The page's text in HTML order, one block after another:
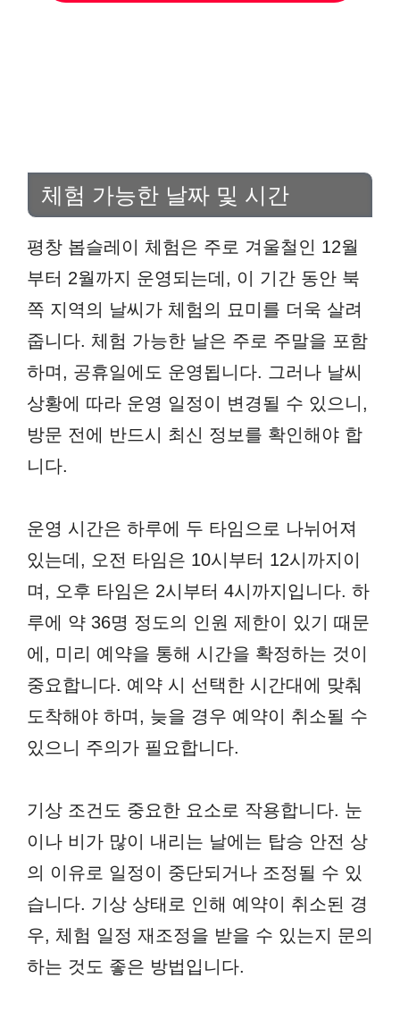
체험 가능한 날짜 및 시간
평창 봅슬레이 체험은 주로 겨울철인 12월
부터 2월까지 운영되는데, 이 기간 동안 북
쪽 지역의 날씨가 체험의 묘미를 더욱 살려
줍니다. 체험 가능한 날은 주로 주말을 포함
하며, 공휴일에도 운영됩니다. 그러나 날씨
상황에 따라 운영 일정이 변경될 수 있으니,
방문 전에 반드시 최신 정보를 확인해야 합
니다.
운영 시간은 하루에 두 타임으로 나뉘어져
있는데, 오전 타임은 10시부터 12시까지이
며, 오후 타임은 2시부터 4시까지입니다. 하
루에 약 36명 정도의 인원 제한이 있기 때문
에, 미리 예약을 통해 시간을 확정하는 것이
중요합니다. 예약 시 선택한 시간대에 맞춰
도착해야 하며, 늦을 경우 예약이 취소될 수
있으니 주의가 필요합니다.
기상 조건도 중요한 요소로 작용합니다. 눈
이나 비가 많이 내리는 날에는 탑승 안전 상
의 이유로 일정이 중단되거나 조정될 수 있
습니다. 기상 상태로 인해 예약이 취소된 경
우, 체험 일정 재조정을 받을 수 있는지 문의
하는 것도 좋은 방법입니다.